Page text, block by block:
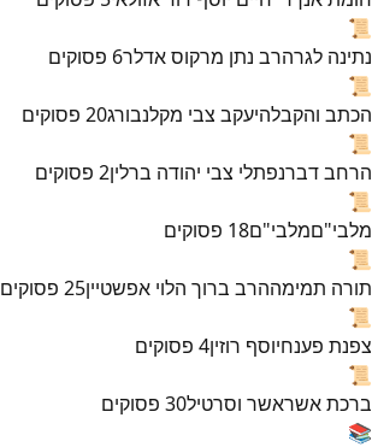
📜
נתינה לגרהרב נתן מרקוס אדלר6 פסוקים
📜
הכתב והקבלהיעקב צבי מקלנבורג20 פסוקים
📜
הרחב דברנפתלי צבי יהודה ברלין2 פסוקים
📜
מלבי"םמלבי"ם18 פסוקים
📜
תורה תמימההרב ברוך הלוי אפשטיין25 פסוקים
📜
צפנת פענחיוסף רוזין4 פסוקים
📜
ברכת אשראשר וסרטיל30 פסוקים
📚